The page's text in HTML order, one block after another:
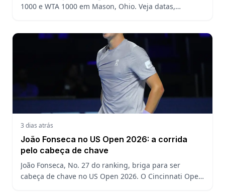
1000 e WTA 1000 em Mason, Ohio. Veja datas,
3 dias atrás
João Fonseca no US Open 2026: a corrida
pelo cabeça de chave
João Fonseca, No. 27 do ranking, briga para ser
cabeça de chave no US Open 2026. O Cincinnati Open